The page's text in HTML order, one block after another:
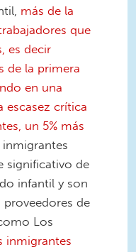
más de la
que
es decir
de la primera
en una
escasez crítica
un 5% más
inmigrantes
significativo de
infantil y son
de
Los
inmigrantes